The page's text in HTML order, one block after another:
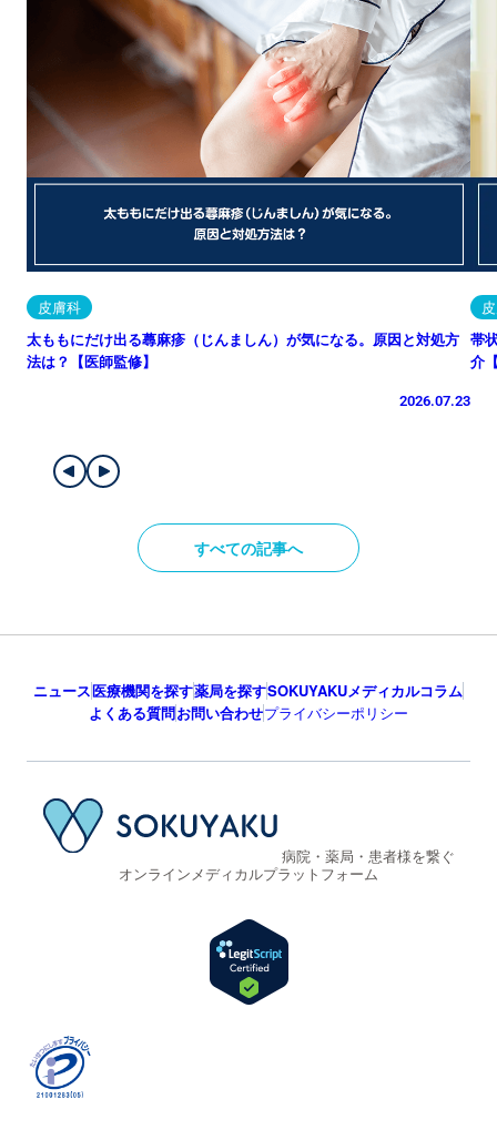
皮膚科
太ももにだけ出る蕁麻疹（じんましん）が気になる。原因と対処方
法は？【医師監修】
2026.07.23
帯
介
すべての記事へ
ニュース医療機関を探す薬局を探すSOKUYAKUメディカルコラム
よくある質問お問い合わせプライバシーポリシー
病院・薬局・患者様を繋ぐ
オンラインメディカルプラットフォーム